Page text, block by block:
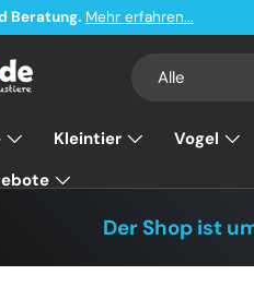
Beratung. Mehr erfahren...
Alle
Kleintier Vogel
Der Shop ist